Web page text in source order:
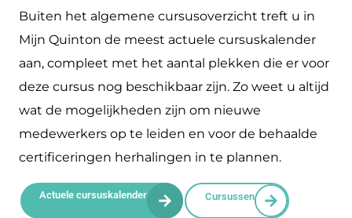
Buiten het algemene cursusoverzicht treft u in
Mijn Quinton de meest actuele cursuskalender
aan, compleet met het aantal plekken die er voor
deze cursus nog beschikbaar zijn. Zo weet u altijd
wat de mogelijkheden zijn om nieuwe
medewerkers op te leiden en voor de behaalde
certificeringen herhalingen in te plannen.
Actuele cursuskalender Cursussen